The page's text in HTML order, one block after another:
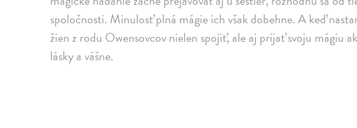
spoločnosti. Minulosť plná mágie ich však dobehne. A keď
žien z rodu Owensovcov nielen spojiť, ale aj prijať svoju mágiu
lásky a vášne.